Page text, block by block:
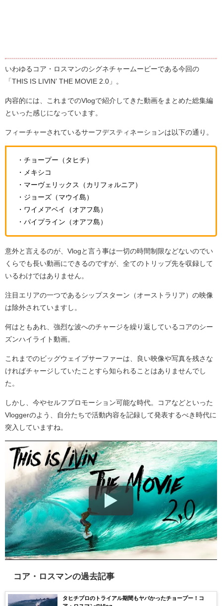
いわゆるコア・ロスマンのシグネチャームービーである今回の
「THIS IS LIVIN’ THE MOVIE 2.0」。
内容的には、これまでのVlogで紹介してきた動画をまとめた総集編
といった感じになっています。
フィーチャーされているサーフデスティネーションは以下の通り。
・チョープー（タヒチ）
・メキシコ
・マーヴェリックス（カリフォルニア）
・ジョーズ（マウイ島）
・ワイメアベイ（オアフ島）
・パイプライン（オアフ島）
意外と言えるのが、Vlogと言う事は一切の時間制限などないのでい
くらでも長い動画にできるのですが、全てのトリップ先を収録して
いるわけではありません。
注目エリアの一つであるシップスターン（オーストラリア）の映像
は除外されていますし。
何はともあれ、強烈な波へのチャージを繰り返しているコアのシー
ズンハイライト動画。
これまでのビッグウェイブサーファーは、良い映像や写真を残さな
ければチャージしていたことすら知られることはありませんでし
た。
しかし、今やセルフプロモーション可能な時代。コアなどといった
Vloggerのよう、自分たちで活動内容を記録して発表するべき時代に
突入していますね。
コア・ロスマンの過去記事
タヒチプロのトライアル期間もヤバかったチョープー！コ